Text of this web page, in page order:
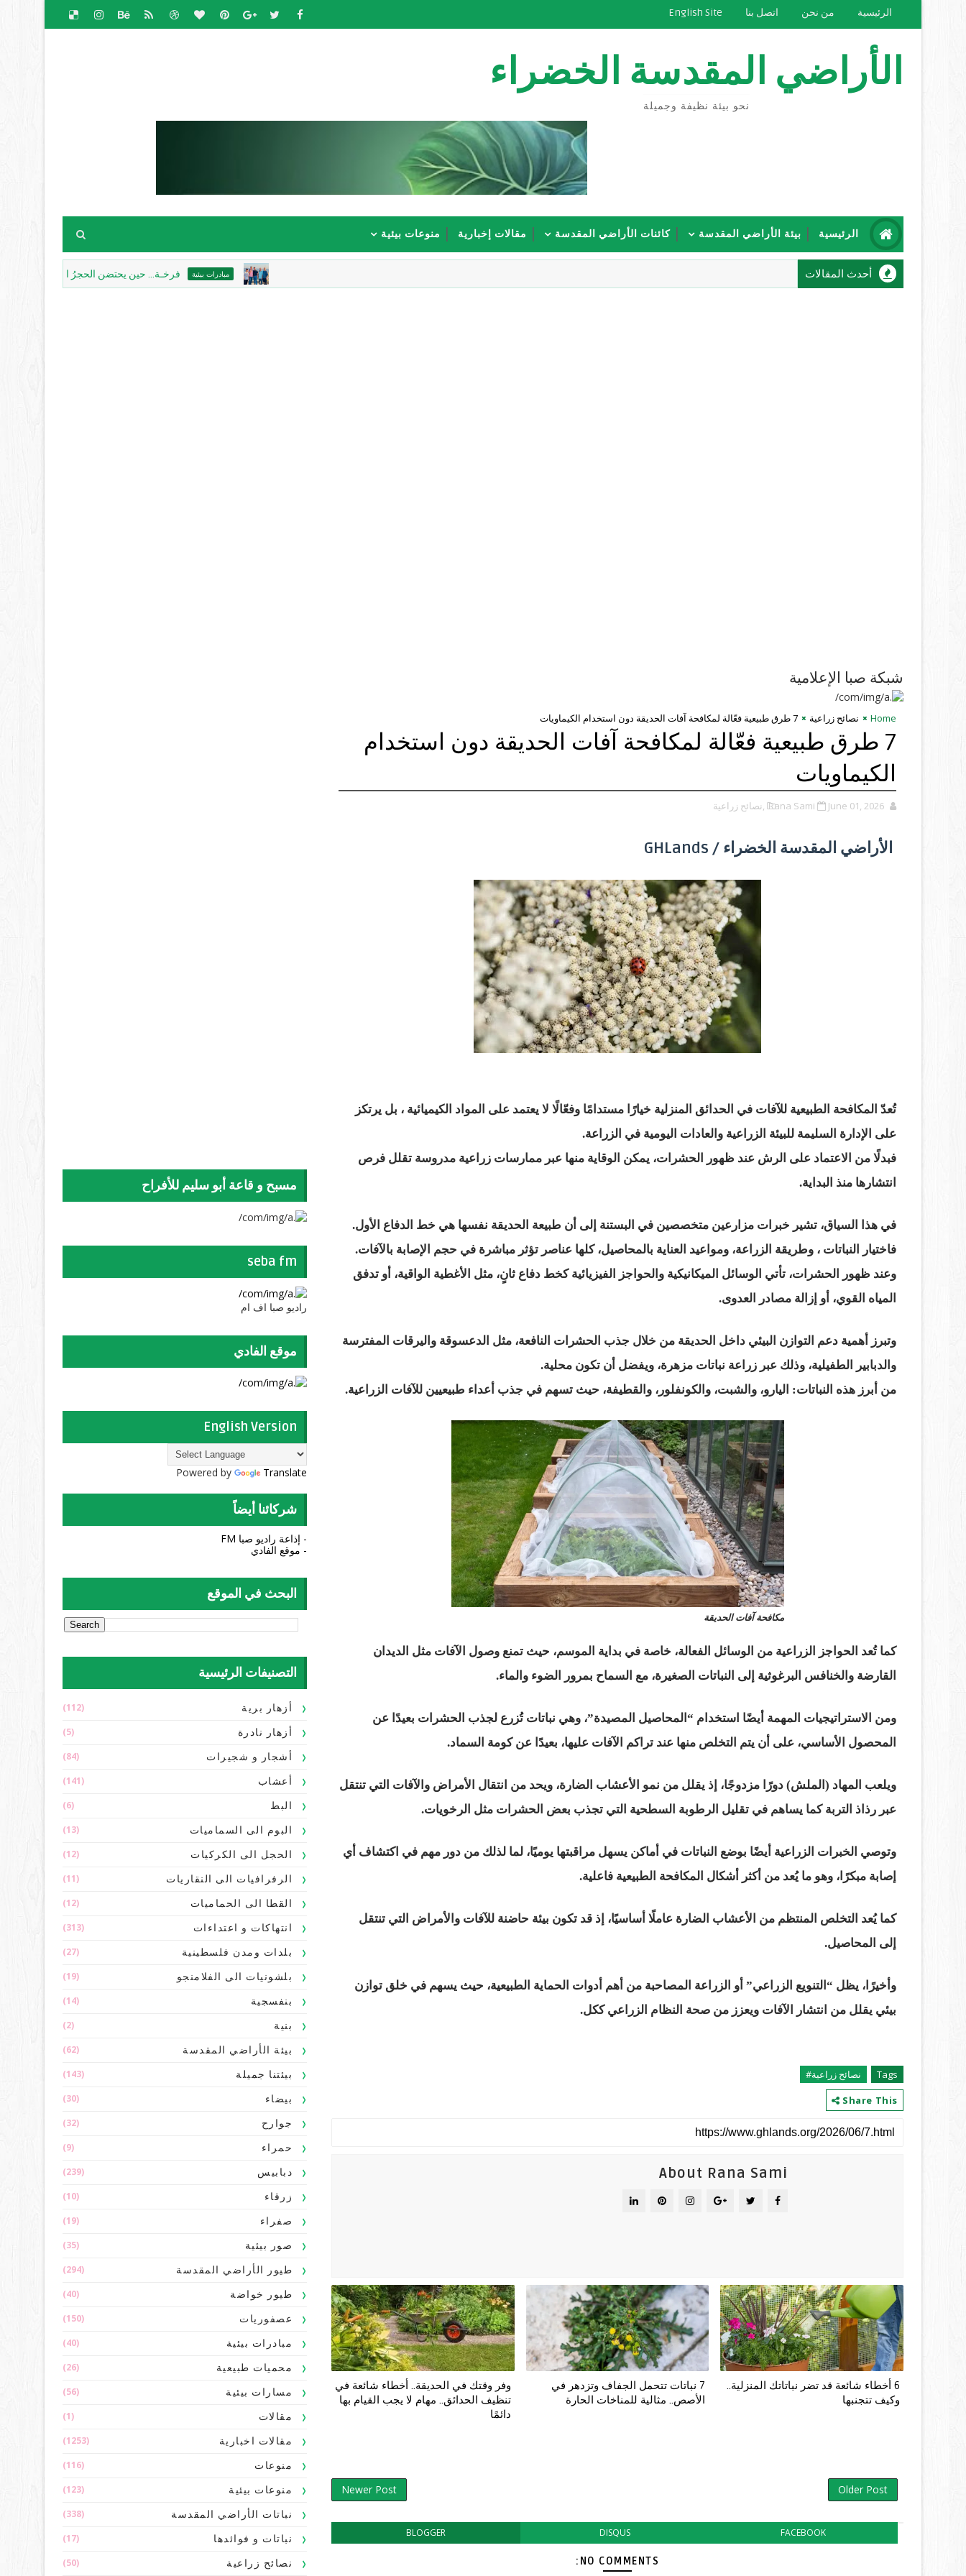
الرئيسية من نحن اتصل بنا English Site
الأراضي المقدسة الخضراء
نحو بيئة نظيفة وجميلة
الرئيسية بيئة الأراضي المقدسة كائنات الأراضي المقدسة مقالات إخبارية منوعات بيئية
أحدث المقالات مبادرات بيئية فرخـة... حين يحتضن الحجرُ الذاكرة، ويكتب الغروبُ
شبكة صبا الإعلامية
Home نصائح زراعية 7 طرق طبيعية فعّالة لمكافحة آفات الحديقة دون استخدام الكيماويات
7 طرق طبيعية فعّالة لمكافحة آفات الحديقة دون استخدام
الكيماويات
Rana Sami June 01, 2026 ,نصائح زراعية
الأراضي المقدسة الخضراء / GHLands
تُعدّ المكافحة الطبيعية للآفات في الحدائق المنزلية خيارًا مستدامًا وفعّالًا لا يعتمد على المواد الكيميائية ، بل يرتكز
على الإدارة السليمة للبيئة الزراعية والعادات اليومية في الزراعة.
فبدلًا من الاعتماد على الرش عند ظهور الحشرات، يمكن الوقاية منها عبر ممارسات زراعية مدروسة تقلل فرص
انتشارها منذ البداية.
في هذا السياق، تشير خبرات مزارعين متخصصين في البستنة إلى أن طبيعة الحديقة نفسها هي خط الدفاع الأول.
فاختيار النباتات ، وطريقة الزراعة، ومواعيد العناية بالمحاصيل، كلها عناصر تؤثر مباشرة في حجم الإصابة بالآفات.
وعند ظهور الحشرات، تأتي الوسائل الميكانيكية والحواجز الفيزيائية كخط دفاع ثانٍ، مثل الأغطية الواقية، أو تدفق
المياه القوي، أو إزالة مصادر العدوى.
وتبرز أهمية دعم التوازن البيئي داخل الحديقة من خلال جذب الحشرات النافعة، مثل الدعسوقة واليرقات المفترسة
والدبابير الطفيلية، وذلك عبر زراعة نباتات مزهرة، ويفضل أن تكون محلية.
من أبرز هذه النباتات: اليارو، والشبت، والكونفلور، والقطيفة، حيث تسهم في جذب أعداء طبيعيين للآفات الزراعية.
مكافحة آفات الحديقة
كما تُعد الحواجز الزراعية من الوسائل الفعالة، خاصة في بداية الموسم، حيث تمنع وصول الآفات مثل الديدان
القارضة والخنافس البرغوثية إلى النباتات الصغيرة، مع السماح بمرور الضوء والماء.
ومن الاستراتيجيات المهمة أيضًا استخدام “المحاصيل المصيدة”، وهي نباتات تُزرع لجذب الحشرات بعيدًا عن
المحصول الأساسي، على أن يتم التخلص منها عند تراكم الآفات عليها، بعيدًا عن كومة السماد.
ويلعب المهاد (الملش) دورًا مزدوجًا، إذ يقلل من نمو الأعشاب الضارة، ويحد من انتقال الأمراض والآفات التي تنتقل
عبر رذاذ التربة كما يساهم في تقليل الرطوبة السطحية التي تجذب بعض الحشرات مثل الرخويات.
وتوصي الخبرات الزراعية أيضًا بوضع النباتات في أماكن يسهل مراقبتها يوميًا، لما لذلك من دور مهم في اكتشاف أي
إصابة مبكرًا، وهو ما يُعد من أكثر أشكال المكافحة الطبيعية فاعلية.
كما يُعد التخلص المنتظم من الأعشاب الضارة عاملًا أساسيًا، إذ قد تكون بيئة حاضنة للآفات والأمراض التي تنتقل
إلى المحاصيل.
وأخيرًا، يظل “التنويع الزراعي” أو الزراعة المصاحبة من أهم أدوات الحماية الطبيعية، حيث يسهم في خلق توازن
بيئي يقلل من انتشار الآفات ويعزز من صحة النظام الزراعي ككل.
Tags
نصائح زراعية#
Share This
About Rana Sami
وفر وقتك في الحديقة.. أخطاء شائعة في
تنظيف الحدائق.. مهام لا يجب القيام بها
دائمًا
7 نباتات تتحمل الجفاف وتزدهر في
الأصص.. مثالية للمناخات الحارة
6 أخطاء شائعة قد تضر نباتاتك المنزلية..
وكيف تتجنبها
Newer Post Older Post
BLOGGER DISQUS FACEBOOK
NO COMMENTS:
مسبح و قاعة أبو سليم للأفراح
seba fm
راديو صبا اف ام
موقع الفادي
English Version
Powered by Translate
شركائنا أيضاً
- إذاعة راديو صبا FM
- موقع الفادي
البحث في الموقع
التصنيفات الرئيسية
أزهار برية (112)
أزهار نادرة (5)
أشجار و شجيرات (84)
أعشاب (141)
البط (6)
البوم الى السماميات (13)
الحجل الى الكركيات (12)
الرفرافيات الى النقاريات (11)
القطا الى الحماميات (12)
انتهاكات و اعتداءات (313)
بلدات ومدن فلسطينية (27)
بلشونيات الى الفلامنجو (19)
بنفسجية (14)
بنية (2)
بيئة الأراضي المقدسة (62)
بيئتنا جميلة (143)
بيضاء (30)
جوارح (32)
حمراء (9)
دبابيس (239)
زرقاء (10)
صفراء (19)
صور بيئية (35)
طيور الأراضي المقدسة (294)
طيور خواضة (40)
عصفوريات (150)
مبادرات بيئية (40)
محميات طبيعية (26)
مسارات بيئية (56)
مقالات (1)
مقالات اخبارية (1253)
منوعات (116)
منوعات بيئية (123)
نباتات الأراضي المقدسة (338)
نباتات و فوائدها (17)
نصائح زراعية (50)